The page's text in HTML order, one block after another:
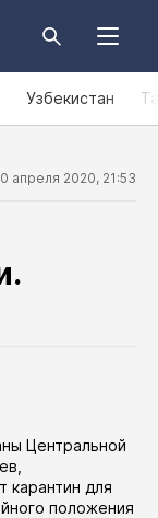
Узбекистан
апреля 2020, 21:53
Центральной
карантин для
положения